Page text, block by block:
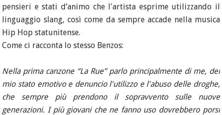
pensieri e stati d’animo che l'artista esprime utilizzando il
linguaggio slang, così come da sempre accade nella musica
Hip Hop statunitense.
Come ci racconta lo stesso Benzos:
Nella prima canzone “La Rue” parlo principalmente di me, del
mio stato emotivo e denuncio l'utilizzo e l'abuso delle droghe,
che sempre più prendono il sopravvento sulle nuove
generazioni. I più giovani che ne fanno uso dovrebbero porsi